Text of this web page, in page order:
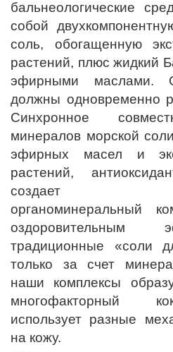
бальнеологические
собой
соль, обогащенную
растений, плюс жидкий
эфирными маслами.
должны одновременно
Синхронное
минералов морской
эфирных масел и
растений,
создает
органоминеральный
оздоровительным
традиционные «соли
только за счет
наши комплексы
многофакторный
использует разные
на кожу.